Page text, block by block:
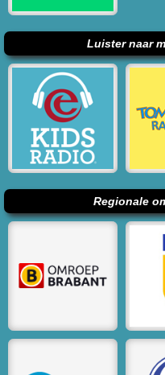
Luister naar
Regionale